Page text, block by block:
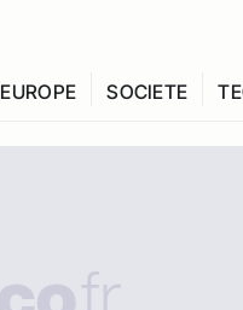
EUROPE SOCIETE